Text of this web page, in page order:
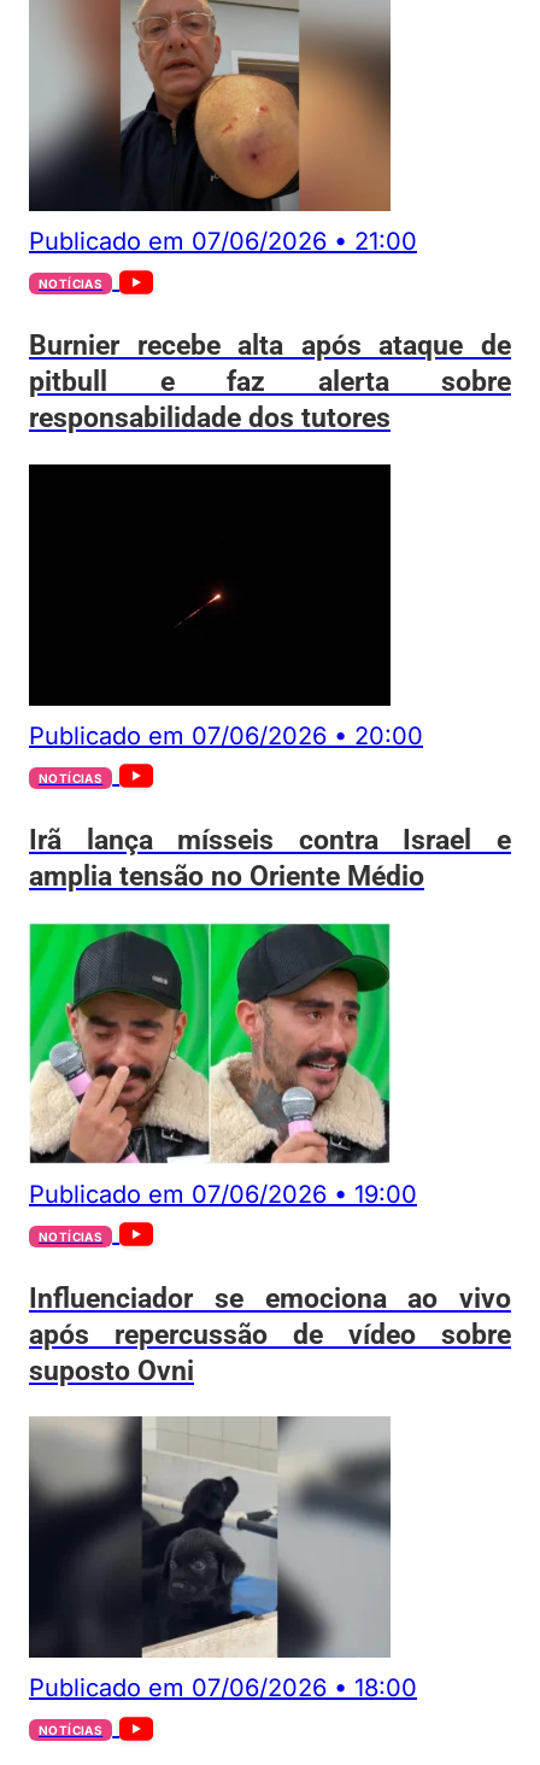
Publicado em 07/06/2026 • 21:00
NOTÍCIAS
Burnier recebe alta após ataque de
pitbull e faz alerta sobre
responsabilidade dos tutores
Publicado em 07/06/2026 • 20:00
NOTÍCIAS
Irã lança mísseis contra Israel e
amplia tensão no Oriente Médio
Publicado em 07/06/2026 • 19:00
NOTÍCIAS
Influenciador se emociona ao vivo
após repercussão de vídeo sobre
suposto Ovni
Publicado em 07/06/2026 • 18:00
NOTÍCIAS